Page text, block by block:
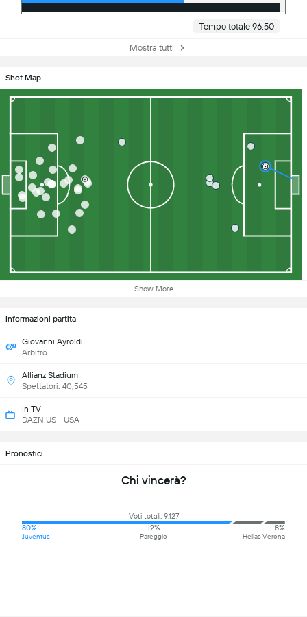
Tempo totale 96:50
Mostra tutti
Shot Map
Show More
Informazioni partita
Giovanni Ayroldi
Arbitro
Allianz Stadium
Spettatori: 40,545
In TV
DAZN US - USA
Pronostici
Chi vincerà?
Voti totali: 9,127
80%
Juventus
12%
Pareggio
8%
Hellas Verona